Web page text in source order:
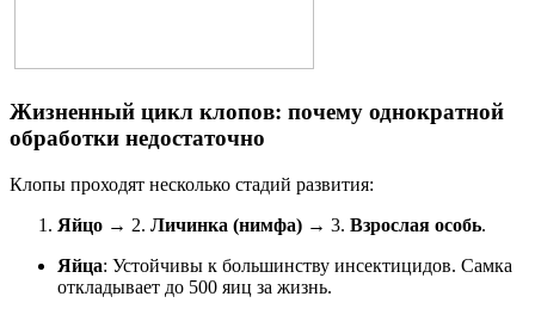
Жизненный цикл клопов: почему однократной
обработки недостаточно
Клопы проходят несколько стадий развития:
Яйцо → 2. Личинка (нимфа) → 3. Взрослая особь.
Яйца: Устойчивы к большинству инсектицидов. Самка
откладывает до 500 яиц за жизнь.